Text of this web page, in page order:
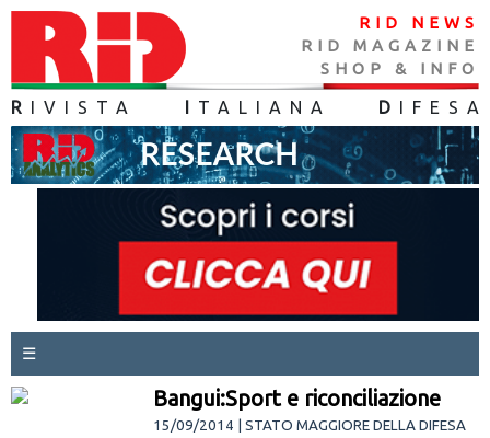
RID NEWS
RID MAGAZINE
SHOP & INFO
R IVISTA TALIANA D IFES A
☰
Bangui:Sport e riconciliazione
15/09/2014 | STATO MAGGIORE DELLA DIFESA